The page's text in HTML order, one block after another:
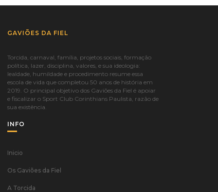
GAVIÕES DA FIEL
Torcida, carnaval, família, projetos sociais, formação
política, lazer, disciplina, valores, e sua ideologia:
lealdade, humildade e procedimento resume essa
escola de vida que completou 50 anos de história em
2019. O principal objetivo dos Gaviões da Fiel é apoiar
e fiscalizar o Sport Club Corinthians Paulista, razão de
sua existência.
INFO
Inicio
Os Gaviões da Fiel
A Torcida